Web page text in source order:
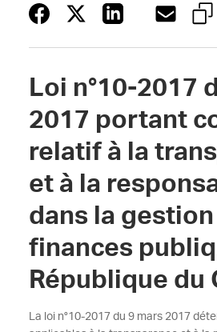
Loi n°10-2017
2017 portant
relatif à la
et à la
dans la
finances
République du
La loi n°10-2017 du 9 mars 2017